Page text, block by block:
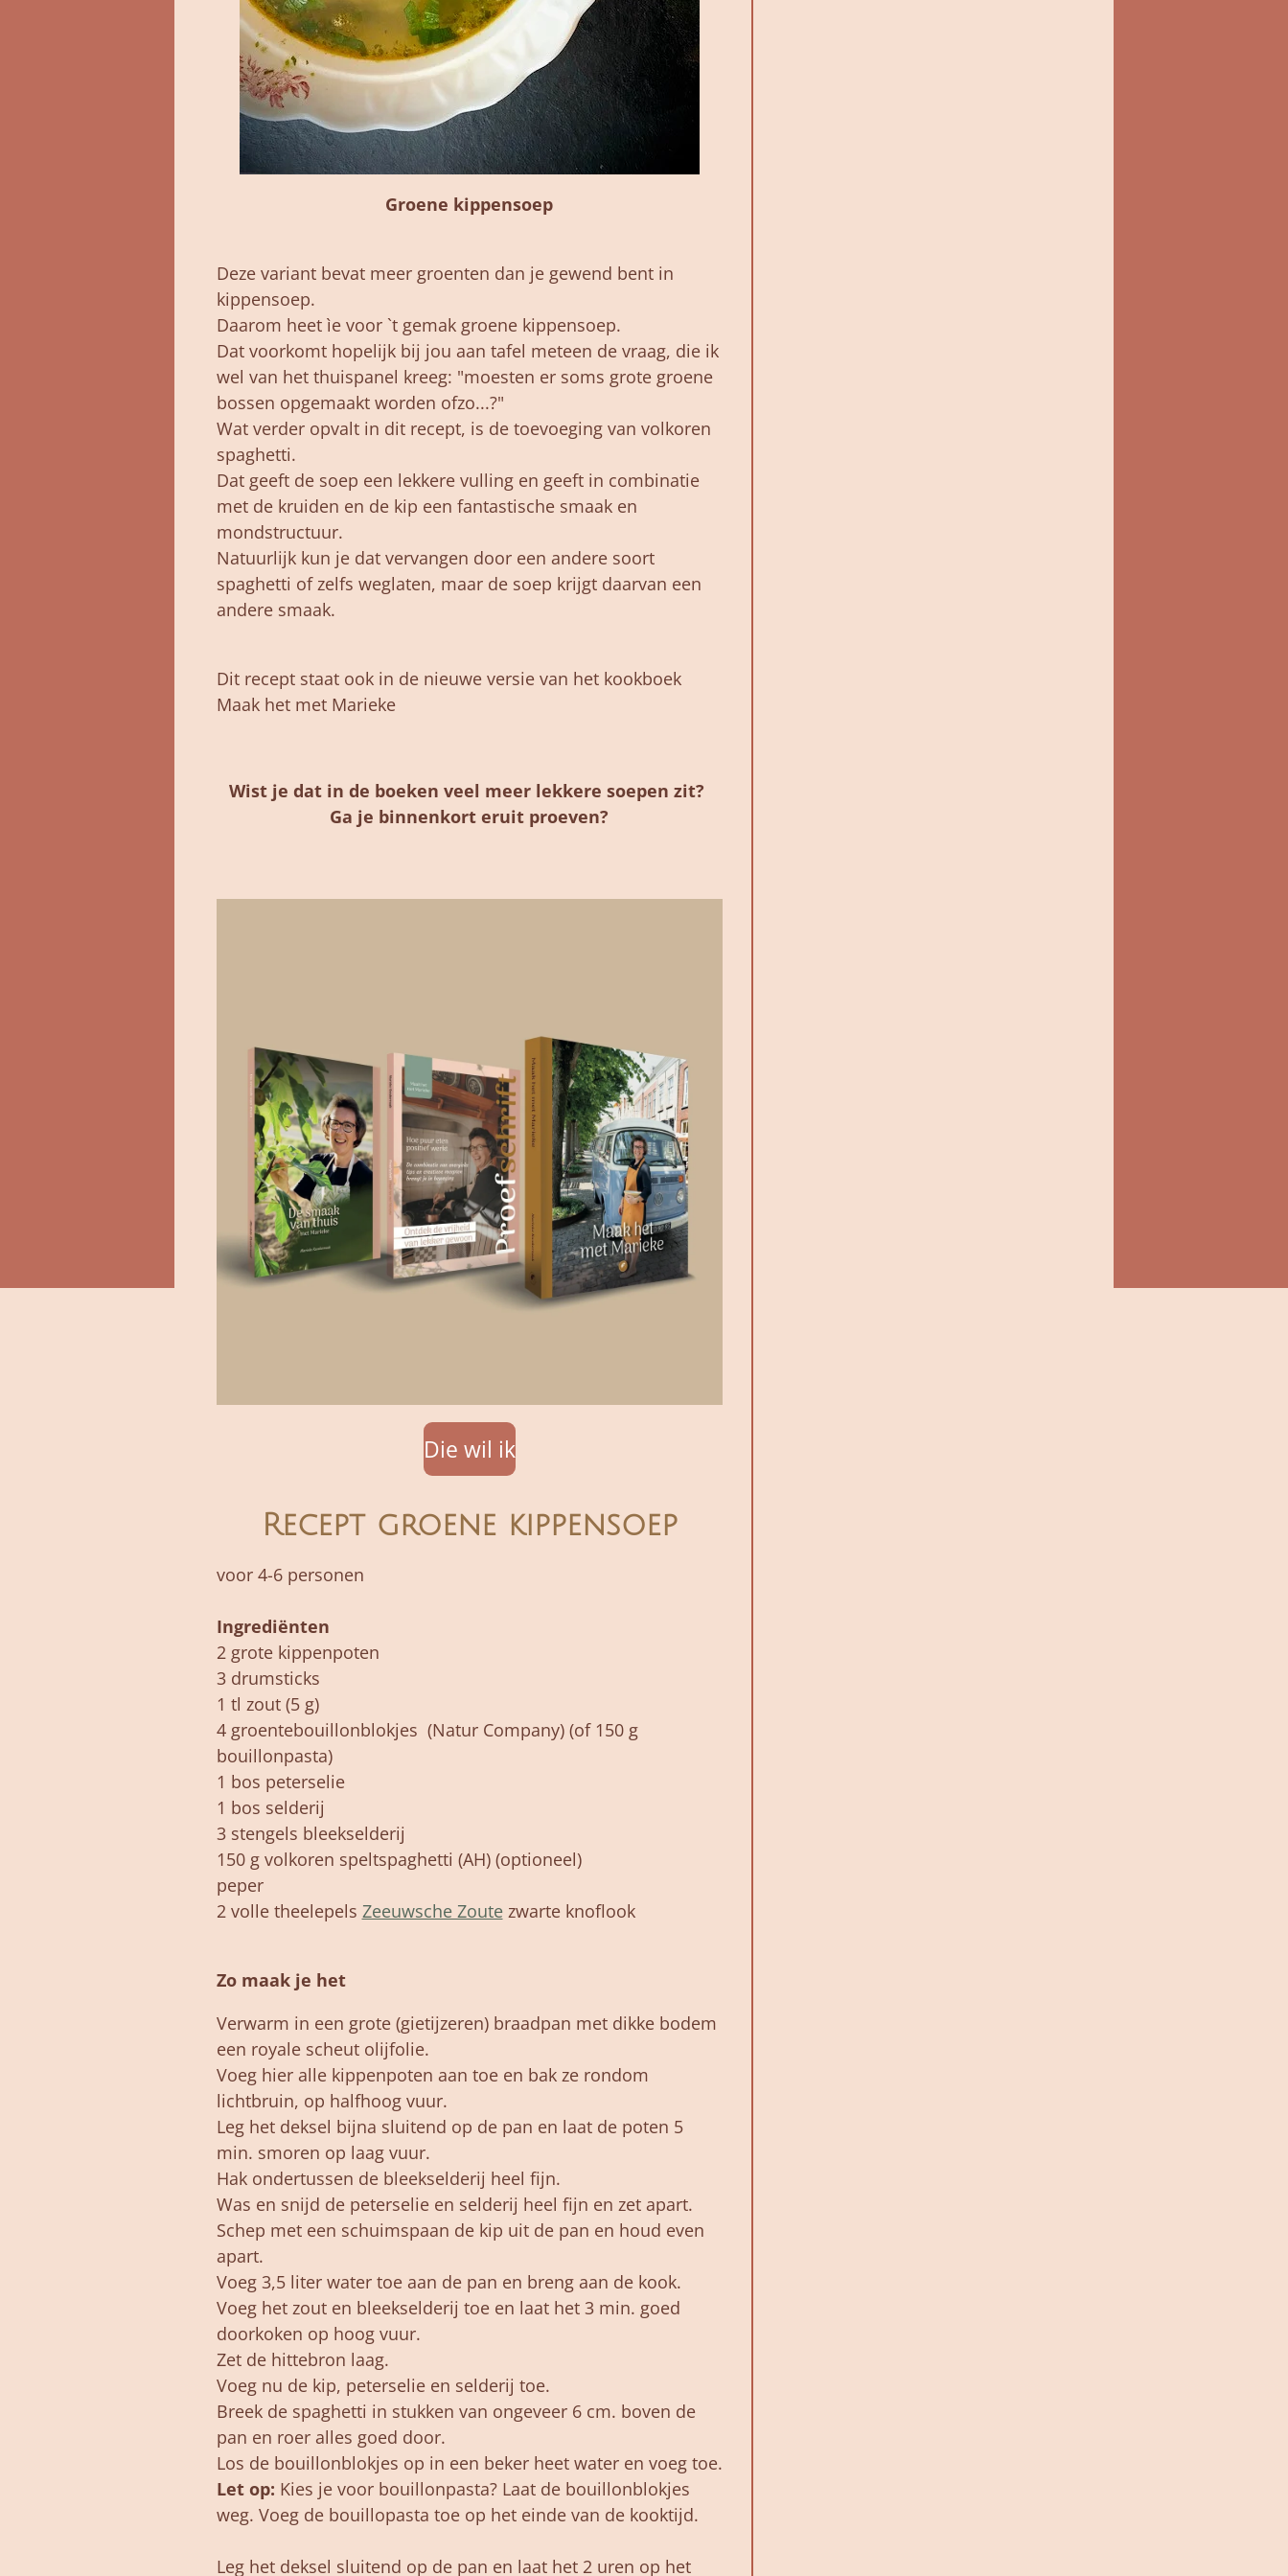
Groene kippensoep
Deze variant bevat meer groenten dan je gewend bent in
kippensoep.
Daarom heet ìe voor `t gemak groene kippensoep.
Dat voorkomt hopelijk bij jou aan tafel meteen de vraag, die ik
wel van het thuispanel kreeg: "moesten er soms grote groene
bossen opgemaakt worden ofzo...?"
Wat verder opvalt in dit recept, is de toevoeging van volkoren
spaghetti.
Dat geeft de soep een lekkere vulling en geeft in combinatie
met de kruiden en de kip een fantastische smaak en
mondstructuur.
Natuurlijk kun je dat vervangen door een andere soort
spaghetti of zelfs weglaten, maar de soep krijgt daarvan een
andere smaak.
Dit recept staat ook in de nieuwe versie van het kookboek
Maak het met Marieke
Wist je dat in de boeken veel meer lekkere soepen zit?
Ga je binnenkort eruit proeven?
Die wil ik
Recept groene kippensoep
voor 4-6 personen
Ingrediënten
2 grote kippenpoten
3 drumsticks
1 tl zout (5 g)
4 groentebouillonblokjes (Natur Company) (of 150 g
bouillonpasta)
1 bos peterselie
1 bos selderij
3 stengels bleekselderij
150 g volkoren speltspaghetti (AH) (optioneel)
peper
2 volle theelepels Zeeuwsche Zoutezwarte knoflook
Zo maak je het
Verwarm in een grote (gietijzeren) braadpan met dikke bodem
een royale scheut olijfolie.
Voeg hier alle kippenpoten aan toe en bak ze rondom
lichtbruin, op halfhoog vuur.
Leg het deksel bijna sluitend op de pan en laat de poten 5
min. smoren op laag vuur.
Hak ondertussen de bleekselderij heel fijn.
Was en snijd de peterselie en selderij heel fijn en zet apart.
Schep met een schuimspaan de kip uit de pan en houd even
apart.
Voeg 3,5 liter water toe aan de pan en breng aan de kook.
Voeg het zout en bleekselderij toe en laat het 3 min. goed
doorkoken op hoog vuur.
Zet de hittebron laag.
Voeg nu de kip, peterselie en selderij toe.
Breek de spaghetti in stukken van ongeveer 6 cm. boven de
pan en roer alles goed door.
Los de bouillonblokjes op in een beker heet water en voeg toe.
Let op: Kies je voor bouillonpasta? Laat de bouillonblokjes
weg. Voeg de bouillopasta toe op het einde van de kooktijd.
Leg het deksel sluitend op de pan en laat het 2 uren op het